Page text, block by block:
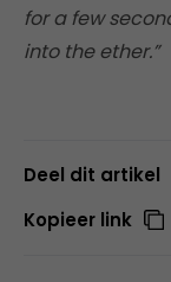
for a few
into the ether.”
Deel dit artikel
Kopieer link